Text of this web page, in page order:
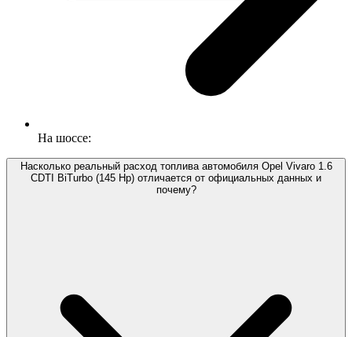
На шоссе:
Насколько реальный расход топлива автомобиля Opel Vivaro 1.6
CDTI BiTurbo (145 Hp) отличается от официальных данных и
почему?